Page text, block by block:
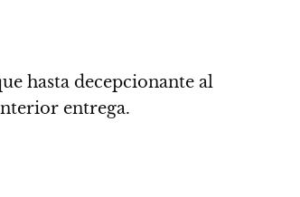
hasta decepcionante al
entrega.